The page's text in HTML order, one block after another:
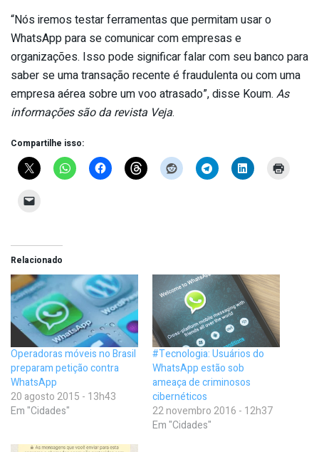
“Nós iremos testar ferramentas que permitam usar o
WhatsApp para se comunicar com empresas e
organizações. Isso pode significar falar com seu banco para
saber se uma transação recente é fraudulenta ou com uma
empresa aérea sobre um voo atrasado”, disse Koum. As
informações são da revista Veja.
Compartilhe isso:
Relacionado
Operadoras móveis no Brasil
preparam petição contra
WhatsApp
20 agosto 2015 - 13h43
Em "Cidades"
#Tecnologia: Usuários do
WhatsApp estão sob
ameaça de criminosos
cibernéticos
22 novembro 2016 - 12h37
Em "Cidades"